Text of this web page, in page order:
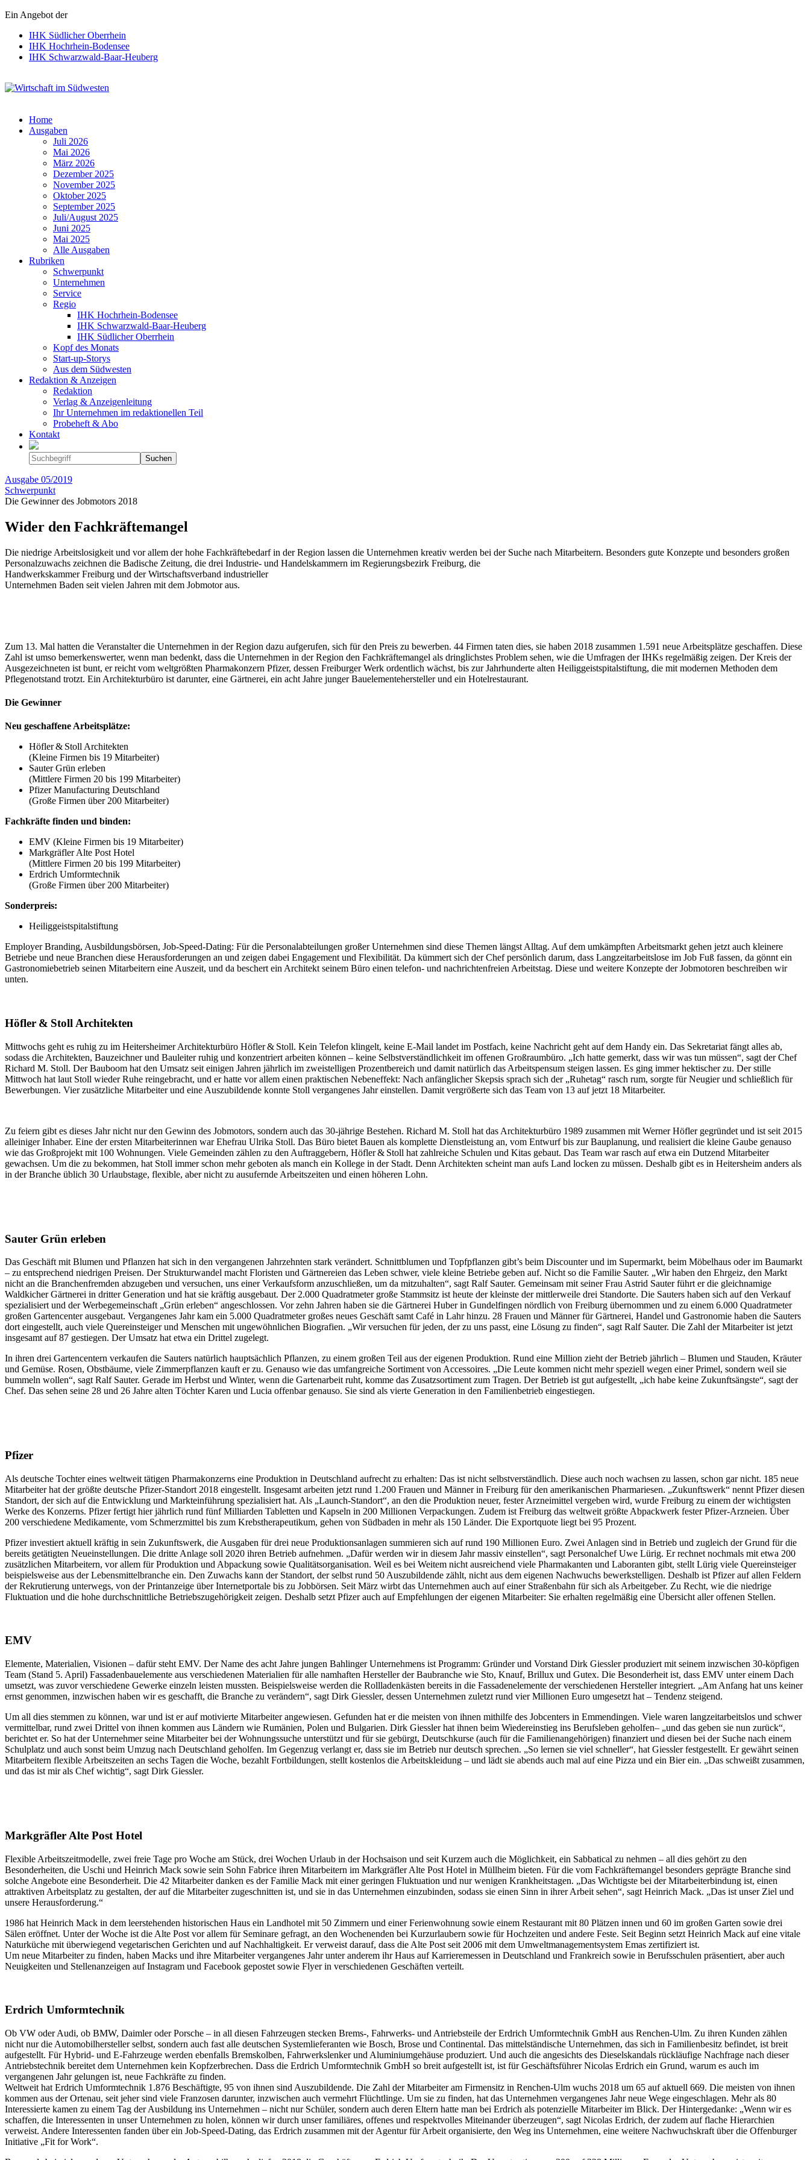
Ein Angebot der
IHK Südlicher Oberrhein
IHK Hochrhein-Bodensee
IHK Schwarzwald-Baar-Heuberg
Home
Ausgaben
Juli 2026
Mai 2026
März 2026
Dezember 2025
November 2025
Oktober 2025
September 2025
Juli/August 2025
Juni 2025
Mai 2025
Alle Ausgaben
Rubriken
Schwerpunkt
Unternehmen
Service
Regio
IHK Hochrhein-Bodensee
IHK Schwarzwald-Baar-Heuberg
IHK Südlicher Oberrhein
Kopf des Monats
Start-up-Storys
Aus dem Südwesten
Redaktion & Anzeigen
Redaktion
Verlag & Anzeigenleitung
Ihr Unternehmen im redaktionellen Teil
Probeheft & Abo
Kontakt
Ausgabe 05/2019
Schwerpunkt
Die Gewinner des Jobmotors 2018
Wider den Fachkräftemangel
Die niedrige Arbeitslosigkeit und vor allem der hohe Fachkräftebedarf in der Region lassen die Unternehmen kreativ werden bei der Suche nach Mitarbeitern. Besonders gute Konzepte und besonders großen
Personalzuwachs zeichnen die Badische Zeitung, die drei Industrie- und Handelskammern im Regierungsbezirk Freiburg, die
Handwerkskammer Freiburg und der Wirtschaftsverband industrieller
Unternehmen Baden seit vielen Jahren mit dem Jobmotor aus.
Zum 13. Mal hatten die Veranstalter die Unternehmen in der Region dazu aufgerufen, sich für den Preis zu bewerben. 44 Firmen taten dies, sie haben 2018 zusammen 1.591 neue Arbeitsplätze geschaffen. Diese
Zahl ist umso bemerkenswerter, wenn man bedenkt, dass die Unternehmen in der Region den Fachkräftemangel als dringlichstes Problem sehen, wie die Umfragen der IHKs regelmäßig zeigen. Der Kreis der
Ausgezeichneten ist bunt, er reicht vom weltgrößten Pharmakonzern Pfizer, dessen Freiburger Werk ordentlich wächst, bis zur Jahrhunderte alten Heiliggeistspitalstiftung, die mit modernen Methoden dem
Pflegenotstand trotzt. Ein Architekturbüro ist darunter, eine Gärtnerei, ein acht Jahre junger Bauelemente­hersteller und ein Hotelrestaurant.
Die Gewinner
Neu geschaffene Arbeitsplätze:
Höfler & Stoll Architekten
(Kleine Firmen bis 19 Mitarbeiter)
Sauter Grün erleben
(Mittlere Firmen 20 bis 199 Mitarbeiter)
Pfizer Manufacturing Deutschland
(Große Firmen über 200 Mitarbeiter)
Fachkräfte finden und binden:
EMV (Kleine Firmen bis 19 Mitarbeiter)
Markgräfler Alte Post Hotel
(Mittlere Firmen 20 bis 199 Mitarbeiter)
Erdrich Umformtechnik
(Große Firmen über 200 Mitarbeiter)
Sonderpreis:
Heiliggeistspitalstiftung
Employer Branding, Ausbildungsbörsen, Job-Speed-Dating: Für die Personalabteilungen großer Unternehmen sind diese Themen längst Alltag. Auf dem umkämpften Arbeitsmarkt gehen jetzt auch kleinere
Betriebe und neue Branchen diese Herausforderungen an und zeigen dabei Engagement und Flexibilität. Da kümmert sich der Chef persönlich darum, dass Langzeitarbeitslose im Job Fuß fassen, da gönnt ein
Gastronomiebetrieb seinen Mitarbeitern eine Auszeit, und da beschert ein Architekt seinem Büro einen telefon- und nachrichtenfreien Arbeitstag. Diese und weitere Konzepte der Jobmotoren beschreiben wir
unten.
Höfler & Stoll Architekten
Mittwochs geht es ruhig zu im Heitersheimer Architekturbüro Höfler & Stoll. Kein Telefon klingelt, keine E-Mail landet im Postfach, keine Nachricht geht auf dem Handy ein. Das Sekretariat fängt alles ab,
sodass die Architekten, Bauzeichner und Bauleiter ruhig und konzentriert arbeiten können – keine Selbstverständlichkeit im offenen Großraumbüro. „Ich hatte gemerkt, dass wir was tun müssen“, sagt der Chef
Richard M. Stoll. Der Bauboom hat den Umsatz seit einigen Jahren jährlich im zweistelligen Prozentbereich und damit natürlich das Arbeitspensum steigen lassen. Es ging immer hektischer zu. Der stille
Mittwoch hat laut Stoll wieder Ruhe reingebracht, und er hatte vor allem einen praktischen Nebeneffekt: Nach anfänglicher Skepsis sprach sich der „Ruhetag“ rasch rum, sorgte für Neugier und schließlich für
Bewerbungen. Vier zusätzliche Mitarbeiter und eine Auszubildende konnte Stoll vergangenes Jahr einstellen. Damit vergrößerte sich das Team von 13 auf jetzt 18 Mitarbeiter.
Zu feiern gibt es dieses Jahr nicht nur den Gewinn des Jobmotors, sondern auch das 30-jährige Bestehen. Richard M. Stoll hat das Architekturbüro 1989 zusammen mit Werner Höfler gegründet und ist seit 2015
alleiniger Inhaber. Eine der ersten Mitarbeiterinnen war Ehefrau Ulrika Stoll. Das Büro bietet Bauen als komplette Dienstleistung an, vom Entwurf bis zur Bauplanung, und realisiert die kleine Gaube genauso
wie das Großprojekt mit 100 Wohnungen. Viele Gemeinden zählen zu den Auftraggebern, Höfler & Stoll hat zahlreiche Schulen und Kitas gebaut. Das Team war rasch auf etwa ein Dutzend Mitarbeiter
gewachsen. Um die zu bekommen, hat Stoll immer schon mehr geboten als manch ein Kollege in der Stadt. Denn Architekten scheint man aufs Land locken zu müssen. Deshalb gibt es in Heitersheim anders als
in der Branche üblich 30 Urlaubstage, flexible, aber nicht zu ausufernde Arbeitszeiten und einen höheren Lohn.
Sauter Grün erleben
Das Geschäft mit Blumen und Pflanzen hat sich in den vergangenen Jahrzehnten stark verändert. Schnittblumen und Topfpflanzen gibt’s beim Discounter und im Supermarkt, beim Möbelhaus oder im Baumarkt
– zu entsprechend niedrigen Preisen. Der Strukturwandel macht Floristen und Gärtnereien das Leben schwer, viele kleine Betriebe geben auf. Nicht so die Familie Sauter. „Wir haben den Ehrgeiz, den Markt
nicht an die Branchenfremden abzugeben und versuchen, uns einer Verkaufsform anzuschließen, um da mitzuhalten“, sagt Ralf Sauter. Gemeinsam mit seiner Frau Astrid Sauter führt er die gleichnamige
Waldkicher Gärtnerei in dritter Generation und hat sie kräftig ausgebaut. Der 2.000 Quadratmeter große Stammsitz ist heute der kleinste der mittlerweile drei Standorte. Die Sauters haben sich auf den Verkauf
spezialisiert und der Werbegemeinschaft „Grün erleben“ angeschlossen. Vor zehn Jahren haben sie die Gärtnerei Huber in Gundelfingen nördlich von Freiburg übernommen und zu einem 6.000 Quadratmeter
großen Gartencenter ausgebaut. Vergangenes Jahr kam ein 5.000 Quadratmeter großes neues Geschäft samt Café in Lahr hinzu. 28 Frauen und Männer für Gärtnerei, Handel und Gastronomie haben die Sauters
dort eingestellt, auch viele Quereinsteiger und Menschen mit ungewöhnlichen Biografien. „Wir versuchen für jeden, der zu uns passt, eine Lösung zu finden“, sagt Ralf Sauter. Die Zahl der Mitarbeiter ist jetzt
insgesamt auf 87 gestiegen. Der Umsatz hat etwa ein Drittel zugelegt.
In ihren drei Gartencentern verkaufen die Sauters natürlich hauptsächlich Pflanzen, zu einem großen Teil aus der eigenen Produktion. Rund eine Million zieht der Betrieb jährlich – Blumen und Stauden, Kräuter
und Gemüse. Rosen, Obstbäume, viele Zimmerpflanzen kauft er zu. Genauso wie das umfangreiche Sortiment von Accessoires. „Die Leute kommen nicht mehr speziell wegen einer Primel, sondern weil sie
bummeln wollen“, sagt Ralf Sauter. Gerade im Herbst und Winter, wenn die Gartenarbeit ruht, komme das Zusatzsortiment zum Tragen. Der Betrieb ist gut aufgestellt, „ich habe keine Zukunftsängste“, sagt der
Chef. Das sehen seine 28 und 26 Jahre alten Töchter Karen und Lucia offenbar genauso. Sie sind als vierte Generation in den Familienbetrieb eingestiegen.
Pfizer
Als deutsche Tochter eines weltweit tätigen Pharmakonzerns eine Produktion in Deutschland aufrecht zu erhalten: Das ist nicht selbstverständlich. Diese auch noch wachsen zu lassen, schon gar nicht. 185 neue
Mitarbeiter hat der größte deutsche Pfizer-Standort 2018 eingestellt. Insgesamt arbeiten jetzt rund 1.200 Frauen und Männer in Freiburg für den amerikanischen Pharmariesen. „Zukunftswerk“ nennt Pfizer diesen
Standort, der sich auf die Entwicklung und Markteinführung spezialisiert hat. Als „Launch-Standort“, an den die Produktion neuer, fester Arzneimittel vergeben wird, wurde Freiburg zu einem der wichtigsten
Werke des Konzerns. Pfizer fertigt hier jährlich rund fünf Milliarden Tabletten und Kapseln in 200 Millionen Verpackungen. Zudem ist Freiburg das weltweit größte Abpackwerk fester Pfizer-Arzneien. Über
200 verschiedene Medikamente, vom Schmerzmittel bis zum Krebstherapeutikum, gehen von Südbaden in mehr als 150 Länder. Die Exportquote liegt bei 95 Prozent.
Pfizer investiert aktuell kräftig in sein Zukunftswerk, die Ausgaben für drei neue Produktionsanlagen summieren sich auf rund 190 Millionen Euro. Zwei Anlagen sind in Betrieb und zugleich der Grund für die
bereits getätigten Neueinstellungen. Die dritte Anlage soll 2020 ihren Betrieb aufnehmen. „Dafür werden wir in diesem Jahr massiv einstellen“, sagt Personalchef Uwe Lürig. Er rechnet nochmals mit etwa 200
zusätzlichen Mitarbeitern, vor allem für Produktion und Abpackung sowie Qualitätsorganisation. Weil es bei Weitem nicht ausreichend viele Pharmakanten und Laboranten gibt, stellt Lürig viele Quereinsteiger
beispielsweise aus der Lebensmittelbranche ein. Den Zuwachs kann der Standort, der selbst rund 50 Auszubildende zählt, nicht aus dem eigenen Nachwuchs bewerkstelligen. Deshalb ist Pfizer auf allen Feldern
der Rekrutierung unterwegs, von der Printanzeige über Internetportale bis zu Jobbörsen. Seit März wirbt das Unternehmen auch auf einer Straßenbahn für sich als Arbeitgeber. Zu Recht, wie die niedrige
Fluktuation und die hohe durchschnittliche Betriebszugehörigkeit zeigen. Deshalb setzt Pfizer auch auf Empfehlungen der eigenen Mitarbeiter: Sie erhalten regelmäßig eine Übersicht aller offenen Stellen.
EMV
Elemente, Materialien, Visionen – dafür steht EMV. Der Name des acht Jahre jungen Bahlinger Unternehmens ist Programm: Gründer und Vorstand Dirk Giessler produziert mit seinem inzwischen 30-köpfigen
Team (Stand 5. April) Fassadenbauelemente aus verschiedenen Materialien für alle namhaften Hersteller der Baubranche wie Sto, Knauf, Brillux und Gutex. Die Besonderheit ist, dass EMV unter einem Dach
umsetzt, was zuvor verschiedene Gewerke einzeln leisten mussten. Beispielsweise werden die Rollladenkästen bereits in die Fassadenelemente der verschiedenen Hersteller integriert. „Am Anfang hat uns keiner
ernst genommen, inzwischen haben wir es geschafft, die Branche zu verändern“, sagt Dirk Giessler, dessen Unternehmen zuletzt rund vier Millionen Euro umgesetzt hat – Tendenz steigend.
Um all dies stemmen zu können, war und ist er auf motivierte Mitarbeiter angewiesen. Gefunden hat er die meisten von ihnen mithilfe des Jobcenters in Emmendingen. Viele waren langzeitarbeitslos und schwer
vermittelbar, rund zwei Drittel von ihnen kommen aus Ländern wie Rumänien, Polen und Bulgarien. Dirk Giessler hat ihnen beim Wiedereinstieg ins Berufsleben geholfen– „und das geben sie nun zurück“,
berichtet er. So hat der Unternehmer seine Mitarbeiter bei der Wohnungssuche unterstützt und für sie gebürgt, Deutschkurse (auch für die Familienangehörigen) finanziert und diesen bei der Suche nach einem
Schulplatz und auch sonst beim Umzug nach Deutschland geholfen. Im Gegenzug verlangt er, dass sie im Betrieb nur deutsch sprechen. „So lernen sie viel schneller“, hat Giessler festgestellt. Er gewährt seinen
Mitarbeitern flexible Arbeitszeiten an sechs Tagen die Woche, bezahlt Fortbildungen, stellt kostenlos die Arbeitskleidung – und lädt sie abends auch mal auf eine Pizza und ein Bier ein. „Das schweißt zusammen,
und das ist mir als Chef wichtig“, sagt Dirk Giessler.
Markgräfler Alte Post Hotel
Flexible Arbeitszeitmodelle, zwei freie Tage pro Woche am Stück, drei Wochen Urlaub in der Hochsaison und seit Kurzem auch die Möglichkeit, ein Sabbatical zu nehmen – all dies gehört zu den
Besonderheiten, die Uschi und Heinrich Mack sowie sein Sohn Fabrice ihren Mitarbeitern im Markgräfler Alte Post Hotel in Müllheim bieten. Für die vom Fachkräftemangel besonders geprägte Branche sind
solche Angebote eine Besonderheit. Die 42 Mitarbeiter danken es der Familie Mack mit einer geringen Fluktuation und nur wenigen Krankheitstagen. „Das Wichtigste bei der Mitarbeiterbindung ist, einen
attraktiven Arbeitsplatz zu gestalten, der auf die Mitarbeiter zugeschnitten ist, und sie in das Unternehmen einzubinden, sodass sie einen Sinn in ihrer Arbeit sehen“, sagt Heinrich Mack. „Das ist unser Ziel und
unsere Herausforderung.“
1986 hat Heinrich Mack in dem leerstehenden historischen Haus ein Landhotel mit 50 Zimmern und einer Ferienwohnung sowie einem Restaurant mit 80 Plätzen innen und 60 im großen Garten sowie drei
Sälen eröffnet. Unter der Woche ist die Alte Post vor allem für Seminare gefragt, an den Wochenenden bei Kurzurlaubern sowie für Hochzeiten und andere Feste. Seit Beginn setzt Heinrich Mack auf eine vitale
Naturküche mit überwiegend vegetarischen Gerichten und auf Nachhaltigkeit. Er verweist darauf, dass die Alte Post seit 2006 mit dem Umweltmanagementsystem Emas zertifiziert ist.
Um neue Mitarbeiter zu finden, haben Macks und ihre Mitarbeiter vergangenes Jahr unter anderem ihr Haus auf Karrieremessen in Deutschland und Frankreich sowie in Berufsschulen präsentiert, aber auch
Neuigkeiten und Stellenanzeigen auf Instagram und Facebook gepostet sowie Flyer in verschiedenen Geschäften verteilt.
Erdrich Umformtechnik
Ob VW oder Audi, ob BMW, Daimler oder Porsche – in all diesen Fahrzeugen stecken Brems-, Fahrwerks- und Antriebsteile der Erdrich Umformtechnik GmbH aus Renchen-Ulm. Zu ihren Kunden zählen
nicht nur die Automobilhersteller selbst, sondern auch fast alle deutschen Systemlieferanten wie Bosch, Brose und Continental. Das mittelständische Unternehmen, das sich in Familienbesitz befindet, ist breit
aufgestellt. Für Hybrid- und E-Fahrzeuge werden ebenfalls Bremskolben, Fahrwerkslenker und Aluminiumgehäuse produziert. Und auch die angesichts des Dieselskandals rückläufige Nachfrage nach dieser
Antriebstechnik bereitet dem Unternehmen kein Kopfzerbrechen. Dass die Erdrich Umformtechnik GmbH so breit aufgestellt ist, ist für Geschäftsführer Nicolas Erdrich ein Grund, warum es auch im
vergangenen Jahr gelungen ist, neue Fachkräfte zu finden.
Weltweit hat Erdrich Umformtechnik 1.876 Beschäftigte, 95 von ihnen sind Auszubildende. Die Zahl der Mitarbeiter am Firmensitz in Renchen-Ulm wuchs 2018 um 65 auf aktuell 669. Die meisten von ihnen
kommen aus der Ortenau, seit jeher sind viele Franzosen darunter, inzwischen auch vermehrt Flüchtlinge. Um sie zu finden, hat das Unternehmen vergangenes Jahr neue Wege eingeschlagen. Mehr als 80
Interessierte kamen zu einem Tag der Ausbildung ins Unternehmen – nicht nur Schüler, sondern auch deren Eltern hatte man bei Erdrich als potenzielle Mitarbeiter im Blick. Der Hintergedanke: „Wenn wir es
schaffen, die Interessenten in unser Unternehmen zu holen, können wir durch unser familiäres, offenes und respektvolles Miteinander überzeugen“, sagt Nicolas Erdrich, der zudem auf flache Hierarchien
verweist. Andere Interessenten fanden über ein Job-Speed-Dating, das Erdrich zusammen mit der Agentur für Arbeit organisierte, den Weg ins Unternehmen, eine weitere Nachwuchskraft über die Offenburger
Initiative „Fit for Work“.